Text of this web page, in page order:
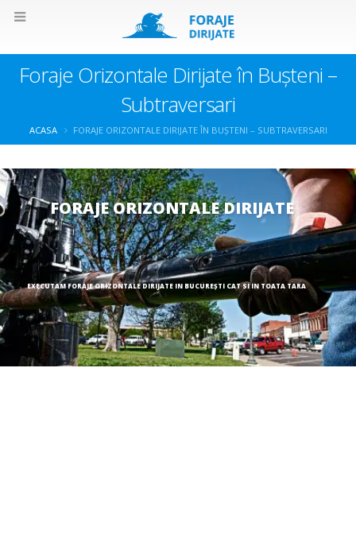
Foraje Orizontale Dirijate în Bușteni –
Subtraversari
ACASA FORAJE ORIZONTALE DIRIJATE ÎN BUȘTENI – SUBTRAVERSARI
FORAJE ORIZONTALE DIRIJATE
EXECUTAM FORAJE ORIZONTALE DIRIJATE IN BUCUREȘTI CAT SI IN TOATA TARA